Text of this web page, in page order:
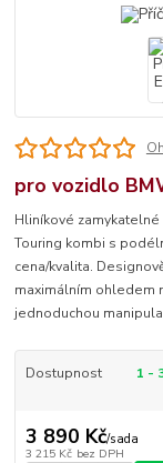
pro vozidlo
Hliníkové zamykatelné
Touring kombi s
cena/kvalita.
maximálním ohledem
jednoduchou
Dostupnost 1 -
3 890 Kč/sada
3 215 Kč bez DPH